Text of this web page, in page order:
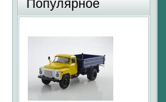
Популярное